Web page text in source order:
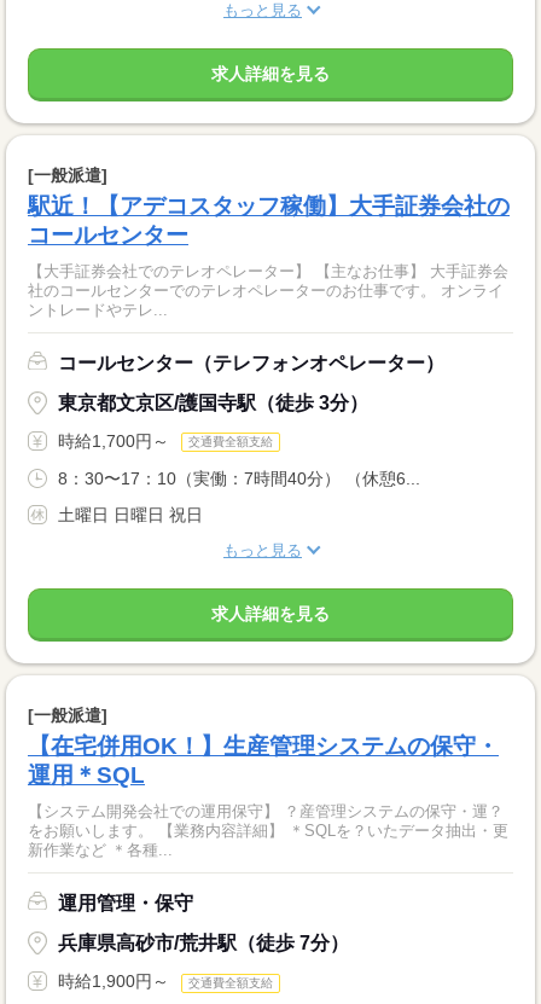
もっと見る
求人詳細を見る
[一般派遣]
駅近！【アデコスタッフ稼働】大手証券会社の
コールセンター
【大手証券会社でのテレオペレーター】 【主なお仕事】 大手証券会
社のコールセンターでのテレオペレーターのお仕事です。 オンライ
ントレードやテレ...
コールセンター（テレフォンオペレーター）
東京都文京区/護国寺駅（徒歩 3分）
時給1,700円～ 交通費全額支給
8：30〜17：10（実働：7時間40分） （休憩6...
土曜日 日曜日 祝日
もっと見る
求人詳細を見る
[一般派遣]
【在宅併用OK！】生産管理システムの保守・
運用＊SQL
【システム開発会社での運用保守】 ？産管理システムの保守・運？
をお願いします。 【業務内容詳細】 ＊SQLを？いたデータ抽出・更
新作業など ＊各種...
運用管理・保守
兵庫県高砂市/荒井駅（徒歩 7分）
時給1,900円～ 交通費全額支給